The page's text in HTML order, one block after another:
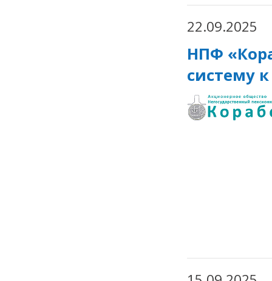
22.09.2025
НПФ
систему